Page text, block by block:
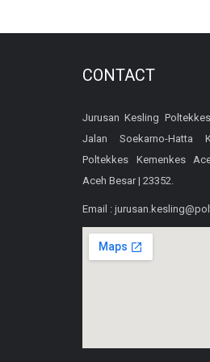
CONTACT
Jurusan Kesling
Jalan Soekarno-Hatta
Poltekkes Kemenkes
Aceh Besar | 23352.
Email :